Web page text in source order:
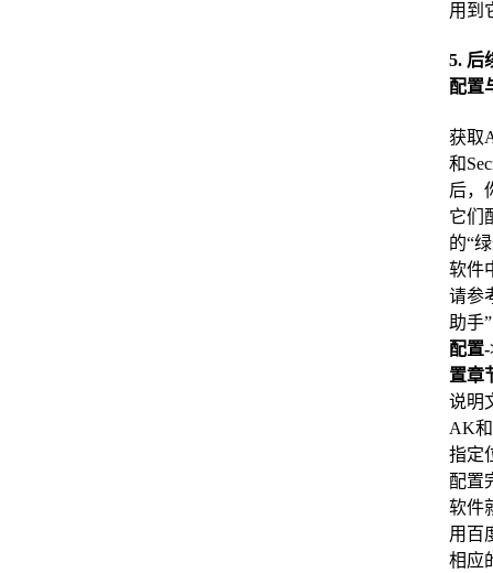
用到
5. 后
配置
获取
和
后，
它们
的“
软件
请参
助手
配置
置章
说明
AK
指定
配置
软件
用百
相应